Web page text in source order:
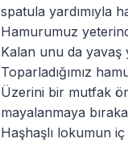
spatula yardımıyla
Hamurumuz
Kalan unu da
Toparladığımız
Üzerini bir mutfak
mayalanmaya
Haşhaşlı lokumun